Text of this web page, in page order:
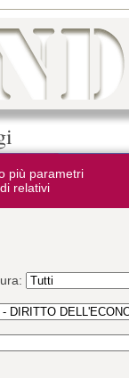
più parametri
relativi